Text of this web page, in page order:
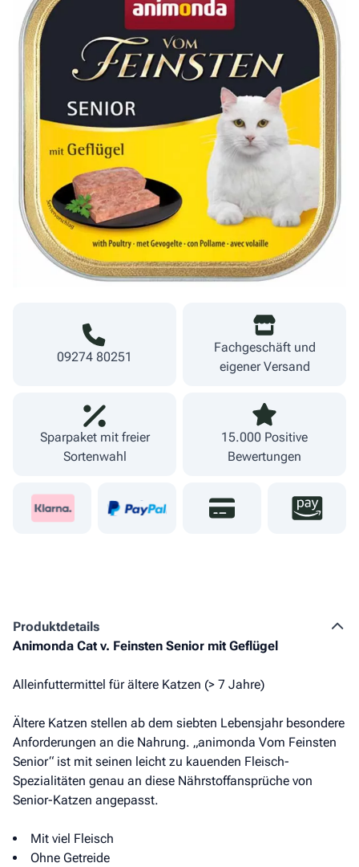
Die Sorte vom Feinsten Senior mit Geflügel von Animonda
ist für ältere Katzen über 7 Jahre. Ihr Senior kann sich auf
eine leckere Kombination aus Geflügel, Schwein und Rind
freuen.
0,85 €
8,50 €/kg
Menge
Warenkorb
inkl. MwSt.zzgl. Versand Lieferzeit 1-3 Werktage
09274 80251
Fachgeschäft und
eigener Versand
Sparpaket mit freier
Sortenwahl
15.000 Positive
Bewertungen
Produkt­details
Animonda Cat v. Feinsten Senior mit Geflügel
Alleinfuttermittel für ältere Katzen (> 7 Jahre)
Ältere Katzen stellen ab dem siebten Lebensjahr besondere
Anforderungen an die Nahrung. „animonda Vom Feinsten
Senior“ ist mit seinen leicht zu kauenden Fleisch-
Spezialitäten genau an diese Nährstoffansprüche von
Senior-Katzen angepasst.
Mit viel Fleisch
Ohne Getreide